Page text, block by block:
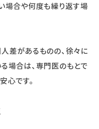
場合や何度も繰り返す場
差があるものの、徐々に
場合は、専門医のもとで
心です。